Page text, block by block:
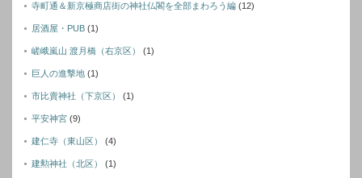
寺町通＆新京極商店街の神社仏閣を全部まわろう編 (12)
居酒屋・PUB (1)
嵯峨嵐山 渡月橋（右京区） (1)
巨人の進撃地 (1)
市比賣神社（下京区） (1)
平安神宮 (9)
建仁寺（東山区） (4)
建勲神社（北区） (1)